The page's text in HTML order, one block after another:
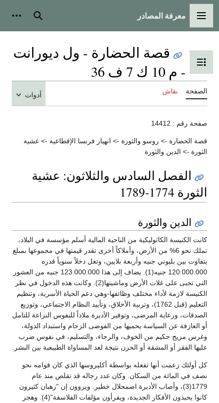
القائمة الرئيسية
معرفة المصادر بحث
تبديل عرض جدول المحتويات
قصة الحضارة - ول ديورانت
- م 10 ك 7 ف 36
الصفحة نقاش أدوات
صفحة رقم : 14412
قصة الحضارة -> روسو والثورة -> انهيار فرنسا الإقطاعية -> عشية
الثورة -> الدين والثورة
الفصل السادس والثلاثون: عشية
الثورة 1774-1789
الدين والثورة
كانت الكنيسة الكاثوليكية من الناحية المالية أسلم مؤسسة في البلاد،
تملك نحو 6% من الأرض، وأملاكاً أخرى تقدر قيمتها في مجموعها بمبلغ
يتفاوت بين بليوني جنيه وأربعة بلايين، وتغل دخلاً سنوياً قدره
120.000.000 جنيه(1). يضاف إلى هذا 123.000.000 جنيه من العشور
التي تجبى على غلات الأرض وماشيتها(2). وكانت هذه الدخول في نظر
الكنيسة لازمة لأداء مختلف وظائفها-وهي دعم الحياة الأسرية، وتنظيم
التعليم (قبل 1762)، وتربية الأخلاق، وتأييد النظام الاجتماعي، وتوزيع
الصدقات، ورعاية المرضى، وتوفير الأديرة ملاذاً للنفوس النزاعة للتامل
أو العازفة عن السياسة يحميها من الفوضى الزحام واستبداد الدولة،
وغرس مزيج حكيم من الخوف، والرجاء، والتسليم، في نفوس ضرب
عليها الفقر أو المشقة أو الحزن نتيجة لعد المساواة الطبيعية بين البشر.
كل أولئك زعمت أنها تفعله بواسطة أكليروسها الذي كان قوامه نحو
نصف في المائة من السكان. وكان عدد رجاله قد تقلص منذ عام
1779(3)، وأصاب الأديرة اضمحلال خطير. ويروون إن "رهبان كثيرون
كانوا يحبذون الأفكار الجديدة، ويقرأون مؤلفات الفلاسفة"(4). وهجر